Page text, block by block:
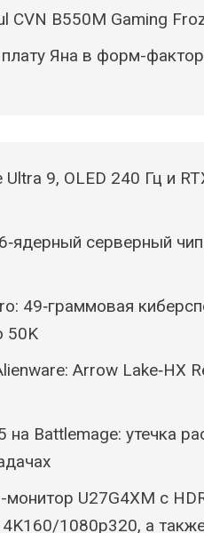
CVN B550M Gaming
Яна в форм-
9, OLED 240 Гц и
серверный
49‑граммовая
50K
Arrow Lake‑HX
на Battlemage: утечка
монитор U27G4XM с
1080p320, а